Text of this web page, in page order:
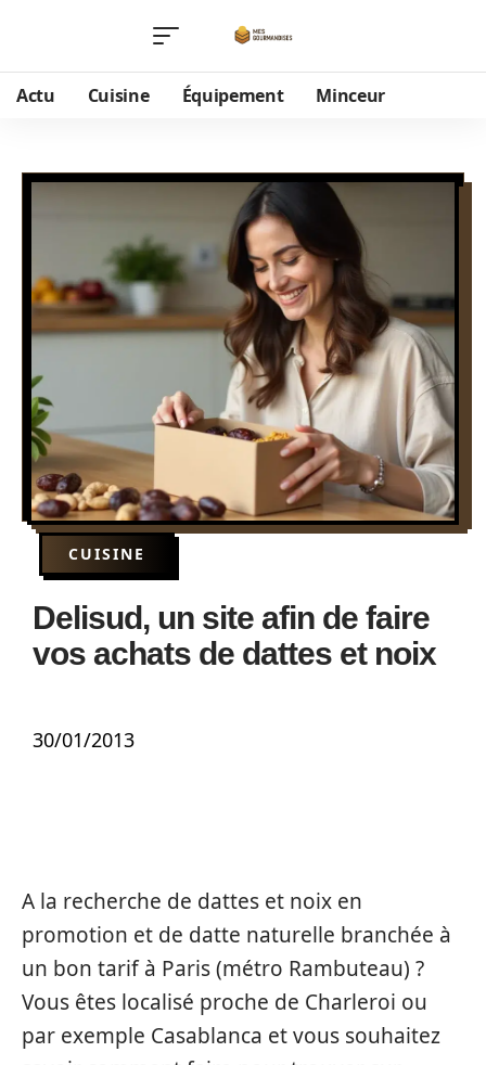
Actu Cuisine Équipement Minceur
CUISINE
Delisud, un site afin de faire
vos achats de dattes et noix
30/01/2013
A la recherche de dattes et noix en
promotion et de datte naturelle branchée à
un bon tarif à Paris (métro Rambuteau) ?
Vous êtes localisé proche de Charleroi ou
par exemple Casablanca et vous souhaitez